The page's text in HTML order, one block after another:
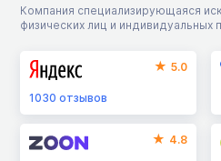
Компания специализирующаяся
физических лиц и индивидуальных
5.0
1030 отзывов
4.8